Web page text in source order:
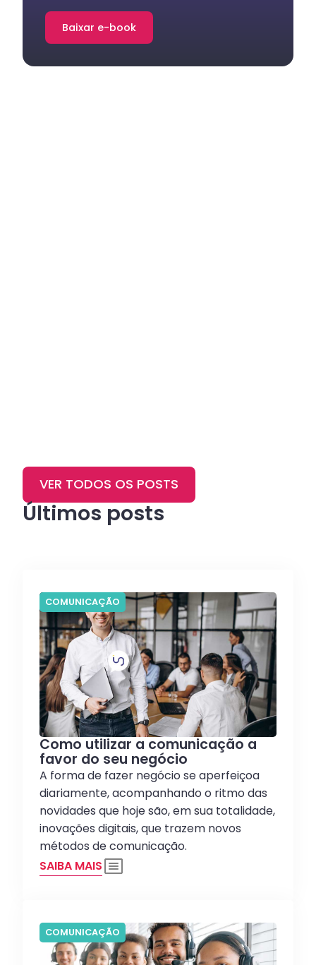
Baixar e-book
Últimos posts
VER TODOS OS POSTS
COMUNICAÇÃO
Como utilizar a comunicação a
favor do seu negócio
A forma de fazer negócio se aperfeiçoa
diariamente, acompanhando o ritmo das
novidades que hoje são, em sua totalidade,
inovações digitais, que trazem novos
métodos de comunicação.
SAIBA MAIS
COMUNICAÇÃO